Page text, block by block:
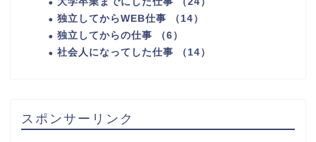
独立してからWEB仕事 （14）
独立してからの仕事 （6）
社会人になってした仕事 （14）
スポンサーリンク